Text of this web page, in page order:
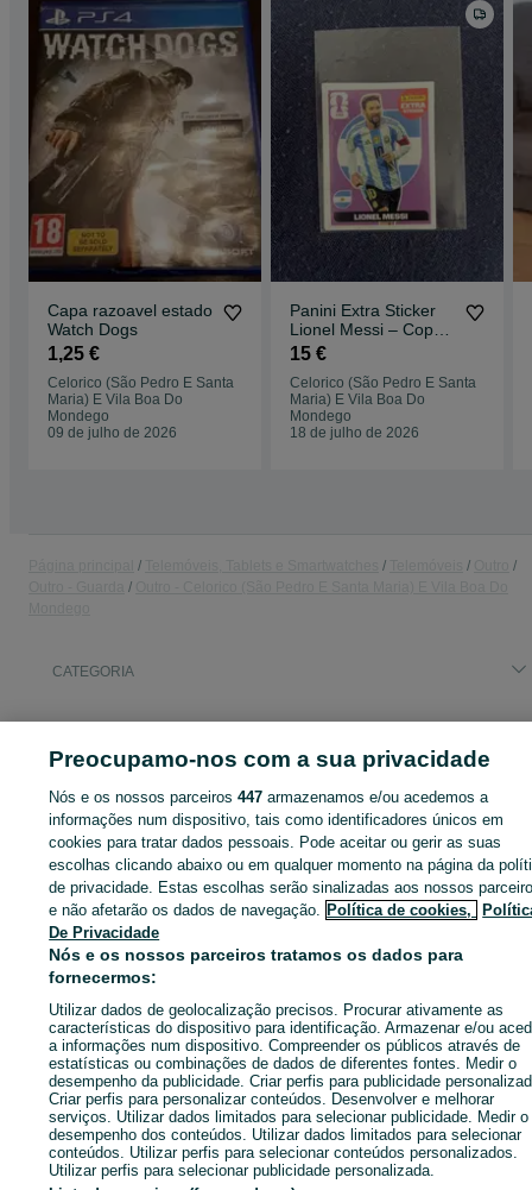
Capa razoavel estado
Watch Dogs
1,25 €
Celorico (São Pedro E Santa
Maria) E Vila Boa Do
Mondego
09 de julho de 2026
Panini Extra Sticker
Lionel Messi – Copa
do Mundo FIFA –
Americana
15 €
Celorico (São Pedro E Santa
Maria) E Vila Boa Do
Mondego
18 de julho de 2026
CATEGORIA
Entra na tua conta OLX ou cria uma nova para contactares
anunciante
Entrar ou criar conta
Ligar / SMS Enviar mensagem
Preocupamo-nos com a sua privacidade
Nós e os nossos parceiros447 armazenamos e/ou acedemos a
informações num dispositivo, tais como identificadores únicos em
cookies para tratar dados pessoais. Pode aceitar ou gerir as suas
escolhas clicando abaixo ou em qualquer momento na página da
de privacidade. Estas escolhas serão sinalizadas aos nossos
e não afetarão os dados de navegação. Política de cookies,
De Privacidade
Nós e os nossos parceiros tratamos os dados para
fornecermos:
Utilizar dados de geolocalização precisos. Procurar ativamente as
características do dispositivo para identificação. Armazenar e/ou
a informações num dispositivo. Compreender os públicos através de
estatísticas ou combinações de dados de diferentes fontes. Medir o
desempenho da publicidade. Criar perfis para publicidade
Criar perfis para personalizar conteúdos. Desenvolver e melhorar
serviços. Utilizar dados limitados para selecionar publicidade. Medir o
desempenho dos conteúdos. Utilizar dados limitados para selecionar
conteúdos. Utilizar perfis para selecionar conteúdos personalizados.
Utilizar perfis para selecionar publicidade personalizada.